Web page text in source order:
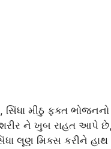
મીઠુ ફક્ત ભોજનનો
ને ખુબ રાહત આપે
લૂણ મિક્સ કરીને